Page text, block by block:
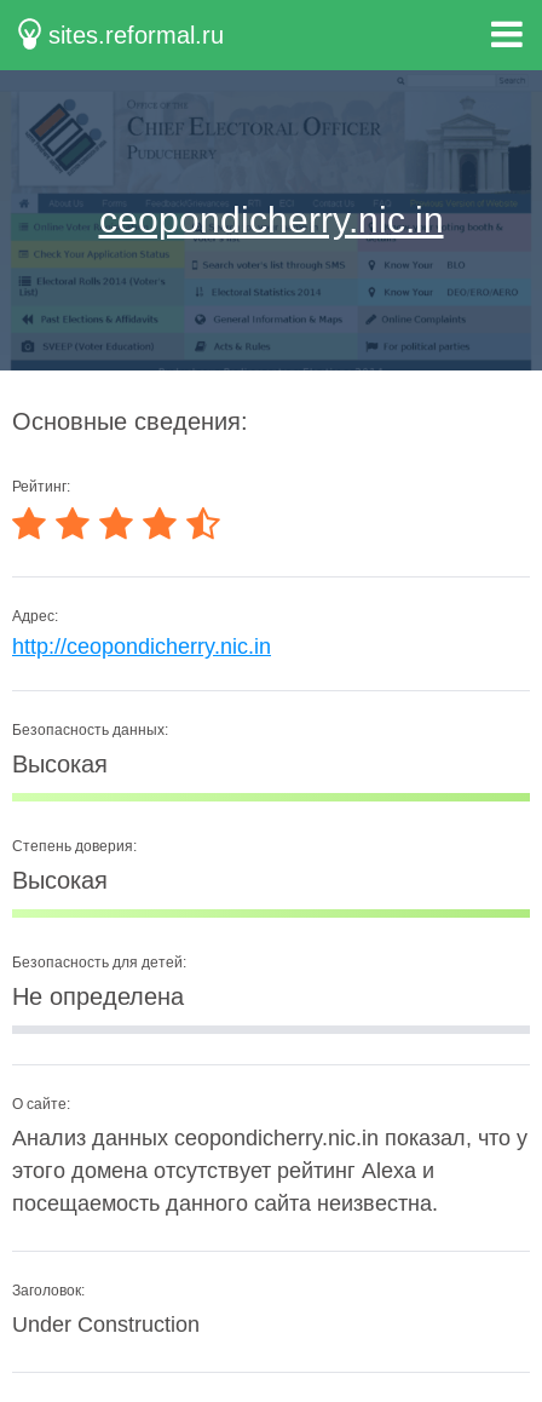
sites.reformal.ru
ceopondicherry.nic.in
Основные сведения:
Рейтинг:
Адрес:
http://ceopondicherry.nic.in
Безопасность данных:
Высокая
Степень доверия:
Высокая
Безопасность для детей:
Не определена
О сайте:
Анализ данных ceopondicherry.nic.in показал, что у
этого домена отсутствует рейтинг Alexa и
посещаемость данного сайта неизвестна.
Заголовок:
Under Construction